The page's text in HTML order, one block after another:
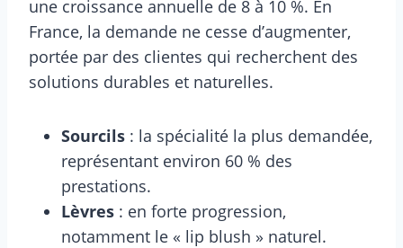
une croissance annuelle de 8 à 10 %. En
France, la demande ne cesse d’augmenter,
portée par des clientes qui recherchent des
solutions durables et naturelles.
Sourcils : la spécialité la plus demandée,
représentant environ 60 % des
prestations.
Lèvres : en forte progression,
notamment le « lip blush » naturel.